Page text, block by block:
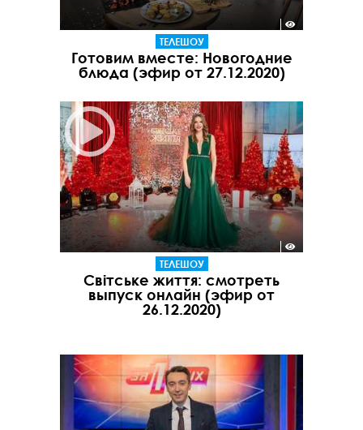
ТЕЛЕШОУ
Готовим вместе: Новогодние
блюда (эфир от 27.12.2020)
ТЕЛЕШОУ
Світське життя: смотреть
выпуск онлайн (эфир от
26.12.2020)